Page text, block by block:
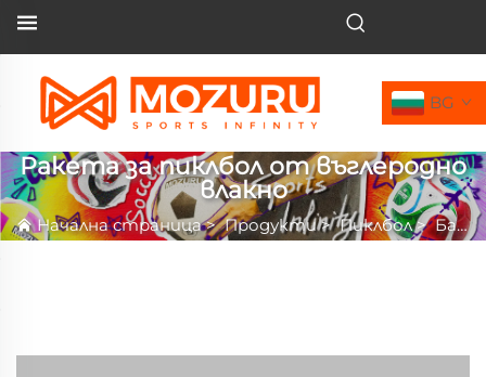
BG
Ракета за пиклбол от въглеродно
влакно
Начална страница>Продукти>Пиклбол>Батонка за Пиклбъл